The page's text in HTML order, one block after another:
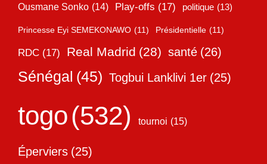
Ousmane Sonko (14) Play-offs (17) politique (13)
Princesse Eyi SEMEKONAWO (11) Présidentielle (11)
RDC (17) Real Madrid (28) santé (26)
Sénégal (45) Togbui Lanklivi 1er (25)
togo(532) tournoi (15)
Éperviers (25)